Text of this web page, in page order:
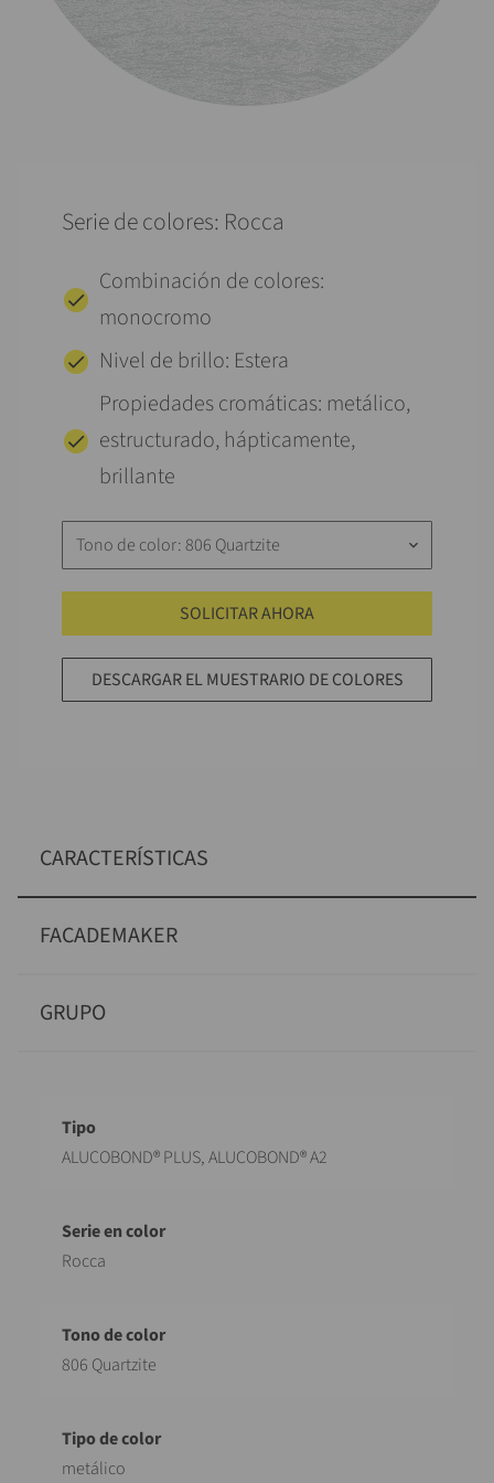
Serie de colores: Rocca
Combinación de colores:
monocromo
Nivel de brillo: Estera
Propiedades cromáticas: metálico,
estructurado, hápticamente,
brillante
Tono de color: 806 Quartzite keyboard_arrow_down
SOLICITAR AHORA
DESCARGAR EL MUESTRARIO DE COLORES
CARACTERÍSTICAS
FACADEMAKER
GRUPO
Designación
ALUCOBOND® PLUS, ALUCOBOND® A2
Rocca
806 Quartzite
metálico